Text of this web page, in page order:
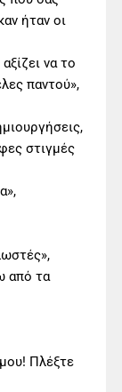
ήταν οι
να το
παντού»,
στιγμές
από τα
Πλέξτε